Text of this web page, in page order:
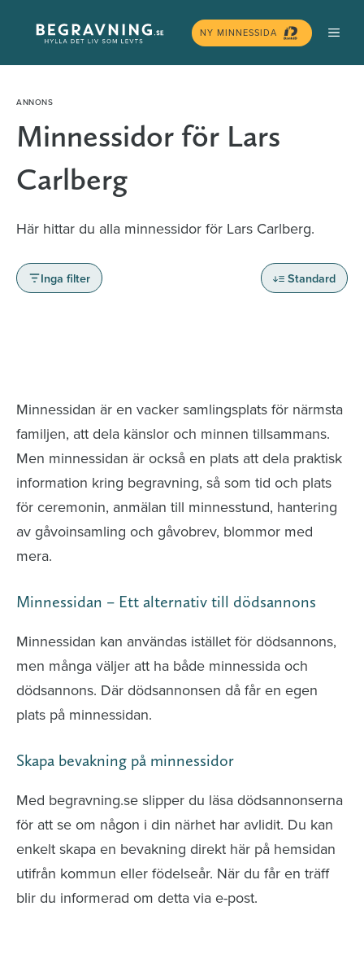
innehåll
NY MINNESSIDA
Minnessidor för Lars
Carlberg
Här hittar du alla minnessidor för Lars Carlberg.
Inga filter Standard
Minnessidan är en vacker samlingsplats för närmsta
familjen, att dela känslor och minnen tillsammans.
Men minnessidan är också en plats att dela praktisk
information kring begravning, så som tid och plats
för ceremonin, anmälan till minnesstund, hantering
av gåvoinsamling och gåvobrev, blommor med
mera.
Minnessidan – Ett alternativ till dödsannons
Minnessidan kan användas istället för dödsannons,
men många väljer att ha både minnessida och
dödsannons. Där dödsannonsen då får en egen
plats på minnessidan.
Skapa bevakning på minnessidor
Med begravning.se slipper du läsa dödsannonserna
för att se om någon i din närhet har avlidit. Du kan
enkelt skapa en bevakning direkt här på hemsidan
utifrån kommun eller födelseår. När du får en träff
blir du informerad om detta via e-post.